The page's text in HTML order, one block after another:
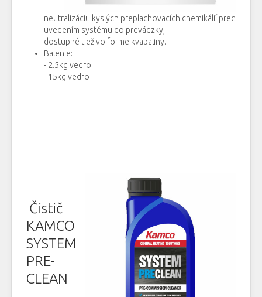
neutralizáciu kyslých preplachovacích chemikálií pred
uvedením systému do prevádzky,
dostupné tiež vo forme kvapaliny.
Balenie:
- 2.5kg vedro
- 15kg vedro
Čistič
KAMCO
SYSTEM
PRE-
CLEAN